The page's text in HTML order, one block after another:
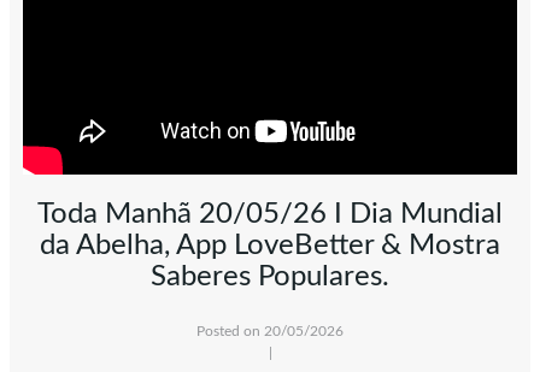
Toda Manhã 20/05/26 I Dia Mundial
da Abelha, App LoveBetter & Mostra
Saberes Populares.
Posted on 20/05/2026